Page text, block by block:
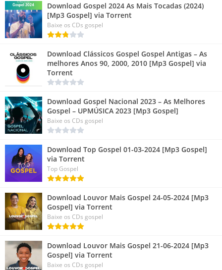
Download Gospel 2024 As Mais Tocadas (2024)
[Mp3 Gospel] via Torrent
Baixe os CDs gospel
Download Clássicos Gospel Gospel Antigas – As
melhores Anos 90, 2000, 2010 [Mp3 Gospel] via
Torrent
Download Gospel Nacional 2023 – As Melhores
Gospel – UPMÚSICA 2023 [Mp3 Gospel]
Baixe os CDs gospel
Download Top Gospel 01-03-2024 [Mp3 Gospel]
via Torrent
Top Gospel
Download Louvor Mais Gospel 24-05-2024 [Mp3
Gospel] via Torrent
Baixe os CDs gospel
Download Louvor Mais Gospel 21-06-2024 [Mp3
Gospel] via Torrent
Baixe os CDs gospel